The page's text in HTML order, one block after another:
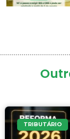
TRIBUTÁRIO